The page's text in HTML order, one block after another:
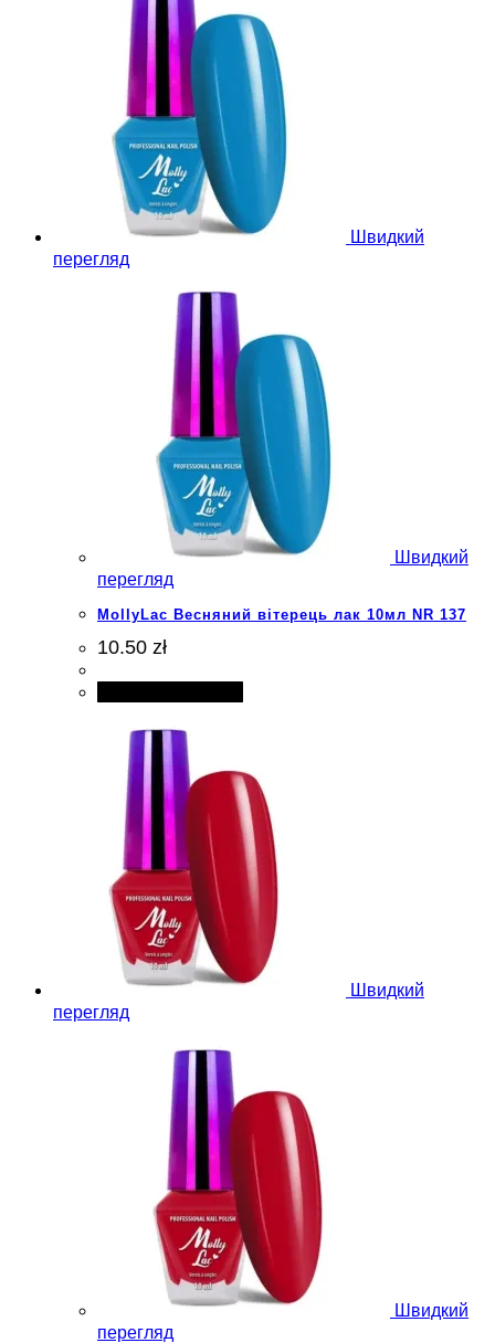
Швидкий
перегляд
Швидкий
перегляд
MollyLac Весняний вітерець лак 10мл NR 137
10.50 zł
Швидкий
перегляд
Швидкий
перегляд